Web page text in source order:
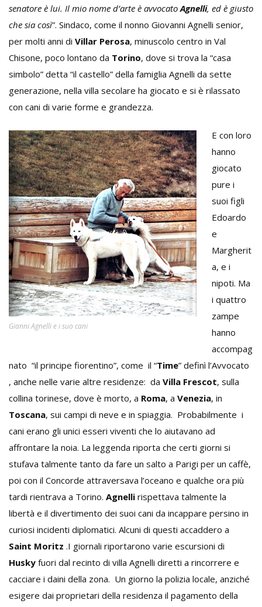
senatore è lui. Il mio nome d’arte è avvocatoAgnelli, ed è giusto
che sia così”. Sindaco, come il nonno Giovanni Agnelli senior,
per molti anni di Villar Perosa, minuscolo centro in Val
Chisone, poco lontano da Torino, dove si trova la “casa
simbolo” detta “il castello” della famiglia Agnelli da sette
generazione, nella villa secolare ha giocato e si è rilassato
con cani di varie forme e grandezza.
Gianni Agnelli e i suo cani
E con loro
hanno
giocato
pure i
suoi figli
Edoardo
e
Margherit
a, e i
nipoti. Ma
i quattro
zampe
hanno
accompag
nato “il principe fiorentino”, come il “Time” definì l’Avvocato
, anche nelle varie altre residenze: da Villa Frescot, sulla
collina torinese, dove è morto, a Roma, a Venezia, in
Toscana, sui campi di neve e in spiaggia. Probabilmente i
cani erano gli unici esseri viventi che lo aiutavano ad
affrontare la noia. La leggenda riporta che certi giorni si
stufava talmente tanto da fare un salto a Parigi per un caffè,
poi con il Concorde attraversava l’oceano e qualche ora più
tardi rientrava a Torino. Agnelli rispettava talmente la
libertà e il divertimento dei suoi cani da incappare persino in
curiosi incidenti diplomatici. Alcuni di questi accaddero a
Saint Moritz .I giornali riportarono varie escursioni di
Husky fuori dal recinto di villa Agnelli diretti a rincorrere e
cacciare i daini della zona. Un giorno la polizia locale, anziché
esigere dai proprietari della residenza il pagamento della